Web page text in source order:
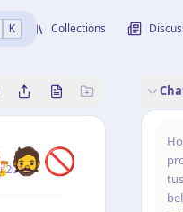
K Collections
source reference
Share this analysis
Bekijk originele
2019